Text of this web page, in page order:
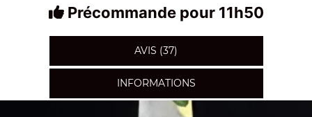
Précommande pour 11h50
AVIS (37)
INFORMATIONS